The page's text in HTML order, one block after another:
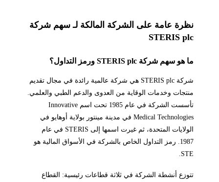
نظرة عامة على الشركة المالكة لـ سهم شركة
STERIS plc
ما هو سهم شركة STERIS plc ورمز التداول؟
شركة STERIS plc هي شركة عالمية رائدة في مجال تقديم
منتجات وخدمات الوقاية من العدوى والدعم الطبي والعلمي.
تأسست الشركة في عام 1985 تحت اسم Innovative
Medical Technologies في مدينة مينتور بولاية أوهايو في
الولايات المتحدة، ثم غيرت اسمها إلى STERIS في عام
1987. رمز التداول الخاص بالشركة في الأسواق المالية هو
STE.
تتوزع أنشطة الشركة في ثلاثة قطاعات رئيسية: القطاع